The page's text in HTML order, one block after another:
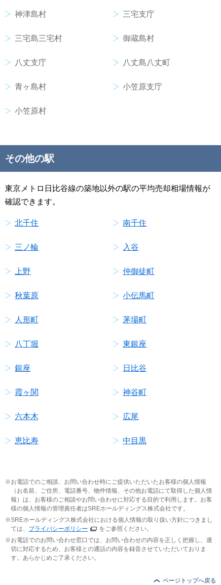
神津島村 三宅支庁
三宅島三宅村 御蔵島村
八丈支庁 八丈島八丈町
青ヶ島村 小笠原支庁
小笠原村
その他の駅
東京メトロ日比谷線の築地以外の駅の平均売却相場情報が
確認できます。
北千住 南千住
三ノ輪 入谷
上野 仲御徒町
秋葉原 小伝馬町
人形町 茅場町
八丁堀 東銀座
銀座 日比谷
霞ヶ関 神谷町
六本木 広尾
恵比寿 中目黒
お電話でのご相談、お問い合わせ時にご提供いただいたお客様の個人情報
（お名前、ご住所、電話番号、物件情報、その他お電話にて取得した個人情
報）は、お客様のご相談やお問い合わせに対応する目的で利用します。お客
様の個人情報の管理責任者はSREホールディングス株式会社です。
SREホールディングス株式会社における個人情報の取り扱い方針につきまし
ては、 プライバシーポリシー
をご参照ください。
お電話でのお問い合わせ窓口では、お問い合わせの内容を正しく把握し、適
切に対応するため、お客様との通話の内容を録音させていただいておりま
す。あらかじめご了承ください。
ページトップへ戻る